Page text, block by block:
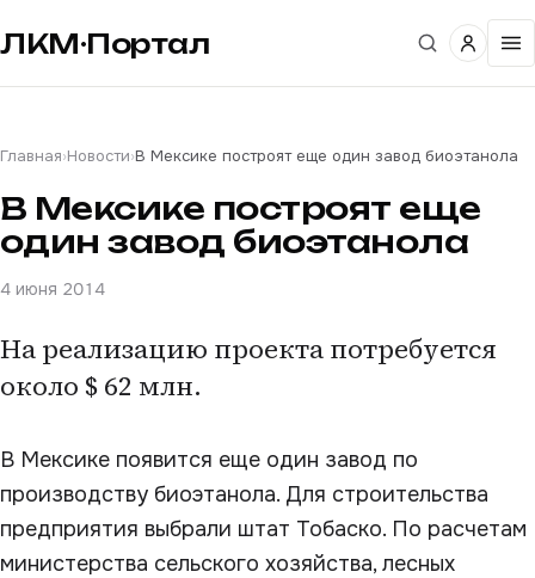
ЛКМ·Портал
Главная›Новости›В Мексике построят еще один завод биоэтанола
В Мексике построят еще
один завод биоэтанола
4 июня 2014
На реализацию проекта потребуется
около $ 62 млн.
В Мексике появится еще один завод по
производству биоэтанола. Для строительства
предприятия выбрали штат Тобаско. По расчетам
министерства сельского хозяйства, лесных